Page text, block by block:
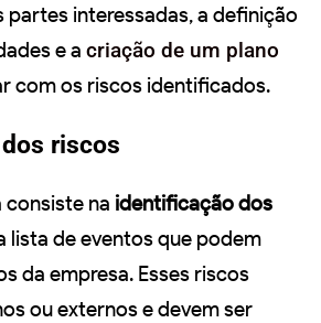
interessadas, a definição
e a criação de um plano
com os riscos identificados.
riscos
consiste na identificação dos
lista de eventos que podem
da empresa. Esses riscos
ou externos e devem ser